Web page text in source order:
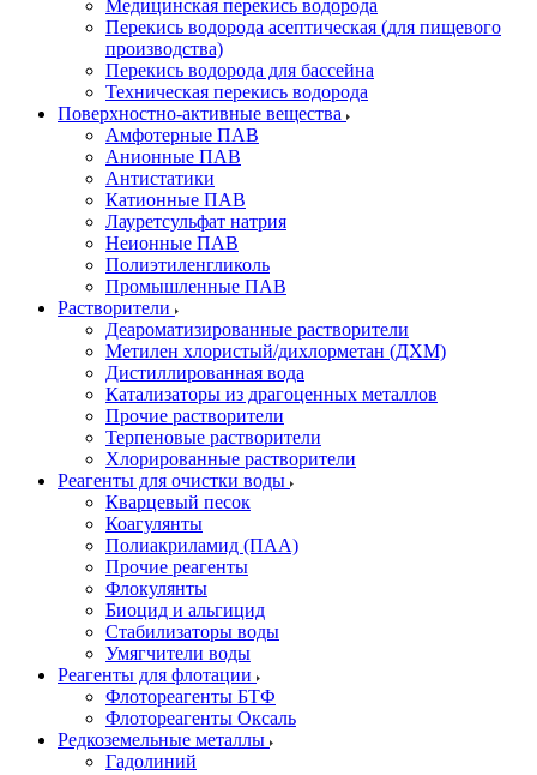
Медицинская перекись водорода
Перекись водорода асептическая (для пищевого
производства)
Перекись водорода для бассейна
Техническая перекись водорода
Поверхностно-активные вещества
Амфотерные ПАВ
Анионные ПАВ
Антистатики
Катионные ПАВ
Лауретсульфат натрия
Неионные ПАВ
Полиэтиленгликоль
Промышленные ПАВ
Растворители
Деароматизированные растворители
Метилен хлористый/дихлорметан (ДХМ)
Дистиллированная вода
Катализаторы из драгоценных металлов
Прочие растворители
Терпеновые растворители
Хлорированные растворители
Реагенты для очистки воды
Кварцевый песок
Коагулянты
Полиакриламид (ПАА)
Прочие реагенты
Флокулянты
Биоцид и альгицид
Стабилизаторы воды
Умягчители воды
Реагенты для флотации
Флотореагенты БТФ
Флотореагенты Оксаль
Редкоземельные металлы
Гадолиний